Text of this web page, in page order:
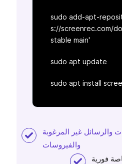
sudo add-apt-
s://screenrec.com/
stable main'
sudo apt update
sudo apt install
والرسائل غير المرغوبة
والفيروسات
فورية